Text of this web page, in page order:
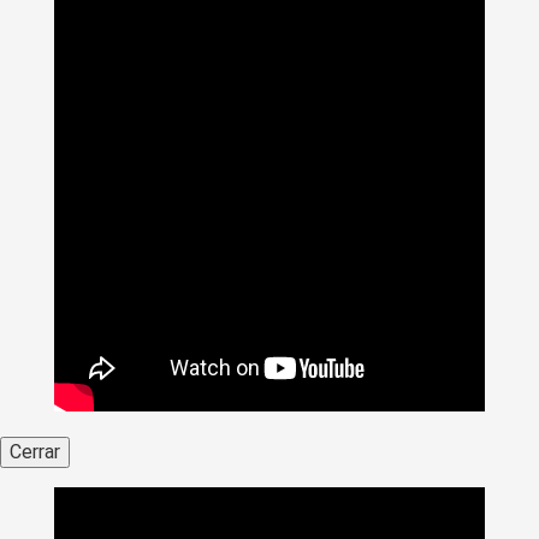
Cerrar